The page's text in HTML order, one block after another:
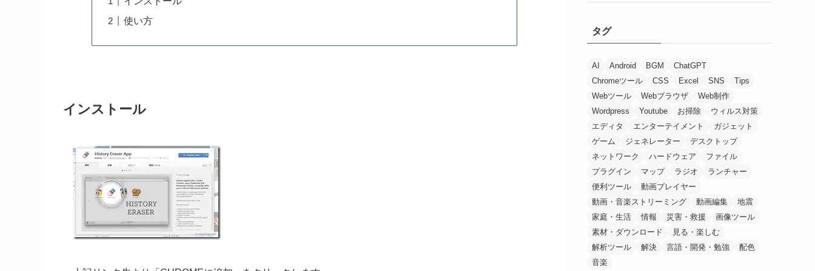
使い方
インストール
タグ
AI Android BGM
ChatGPT
Chromeツール
CSS Excel SNS
Tips
Webツール
Webブラウザ
Web制作
Wordpress
Youtube お掃除
ウィルス対策
エディタ
エンターテイメント
ガジェット
ゲーム
ジェネレーター
デスクトップ
ネットワーク
ハードウェア
ファイル
プラグイン
マップ ラジオ
ランチャー
便利ツール
動画プレイヤー
動画・音楽ストリーミング
動画編集
地震
家庭・生活
情報 災害・救援
画像ツール
素材・ダウンロード
見る・楽しむ
解析ツール
解決 言語・開発・勉強
配色
音楽